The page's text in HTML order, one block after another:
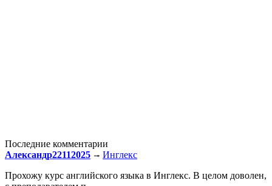
Последние комментарии
Александр22112025
Инглекс
Прохожу курс английского языка в Инглекс. В целом доволен,